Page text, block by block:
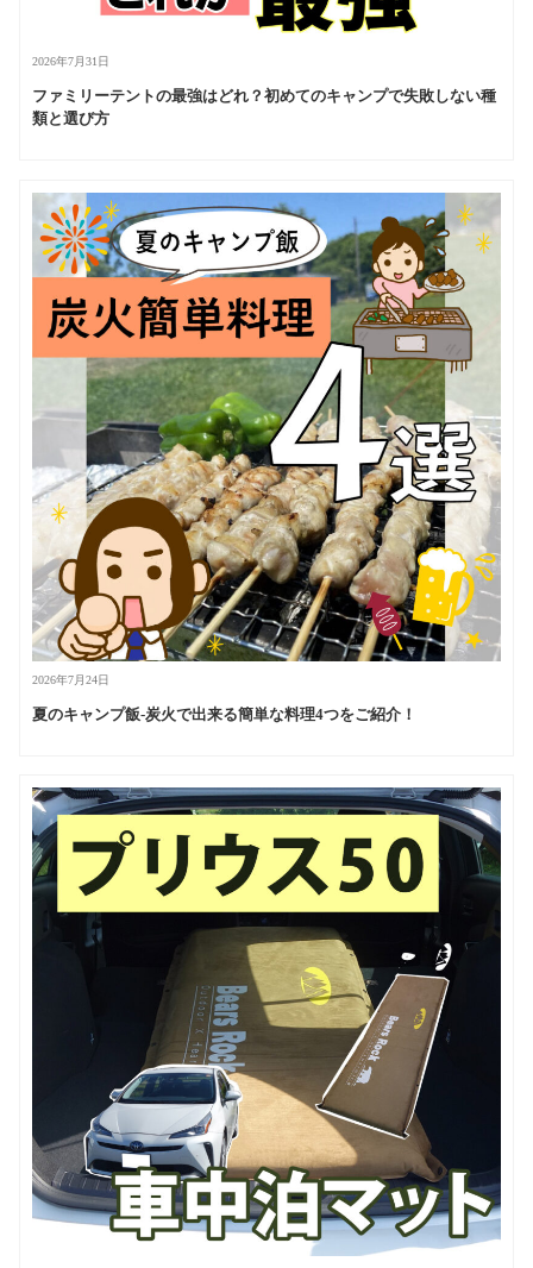
2026年7月31日
ファミリーテントの最強はどれ？初めてのキャンプで失敗しない種
類と選び方
2026年7月24日
夏のキャンプ飯-炭火で出来る簡単な料理4つをご紹介！